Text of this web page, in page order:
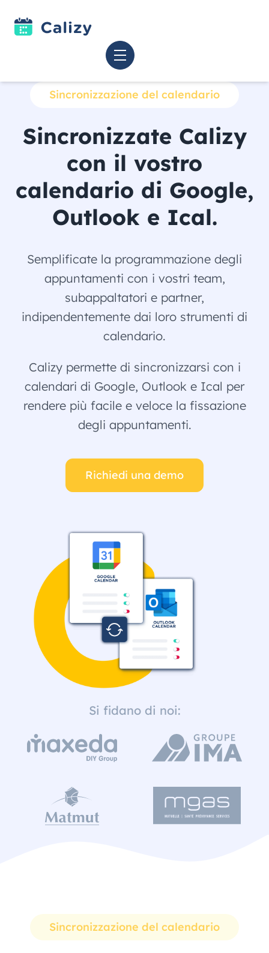
Sincronizzazione del calendario
Sincronizzate Calizy
con il vostro
calendario di Google,
Outlook e Ical.
Semplificate la programmazione degli
appuntamenti con i vostri team,
subappaltatori e partner,
indipendentemente dai loro strumenti di
calendario.
Calizy permette di sincronizzarsi con i
calendari di Google, Outlook e Ical per
rendere più facile e veloce la fissazione
degli appuntamenti.
Richiedi una demo
Si fidano di noi:
Sincronizzazione del calendario